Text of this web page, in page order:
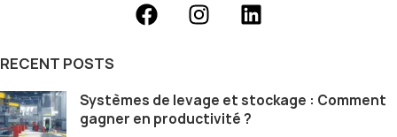
RECENT POSTS
Systèmes de levage et stockage : Comment
gagner en productivité ?